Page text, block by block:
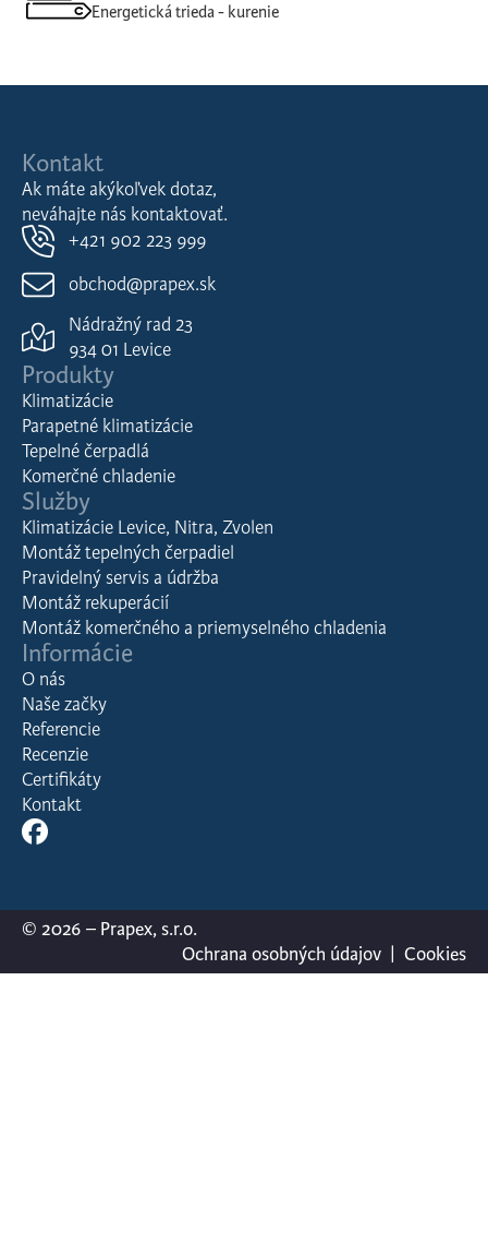
Energetická trieda - kurenie
Kontakt
Ak máte akýkoľvek dotaz,
neváhajte nás kontaktovať.
+421 902 223 999
obchod@prapex.sk
Nádražný rad 23
934 01 Levice
Produkty
Klimatizácie
Parapetné klimatizácie
Tepelné čerpadlá
Komerčné chladenie
Služby
Klimatizácie Levice, Nitra, Zvolen
Montáž tepelných čerpadiel
Pravidelný servis a údržba
Montáž rekuperácií
Montáž komerčného a priemyselného chladenia
Informácie
O nás
Naše začky
Referencie
Recenzie
Certifikáty
Kontakt
© 2026 – Prapex, s.r.o.
Ochrana osobných údajov
Cookies